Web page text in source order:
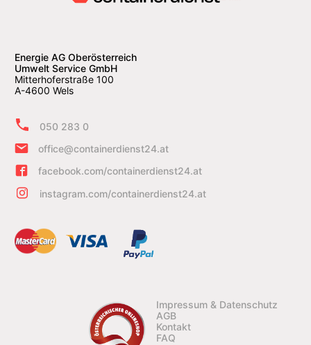
Energie AG Oberösterreich
Umwelt Service GmbH
Mitterhoferstraße 100
A-4600 Wels
050 283 0
office@containerdienst24.at
facebook.com/containerdienst24.at
instagram.com/containerdienst24.at
Impressum & Datenschutz
AGB
Kontakt
FAQ